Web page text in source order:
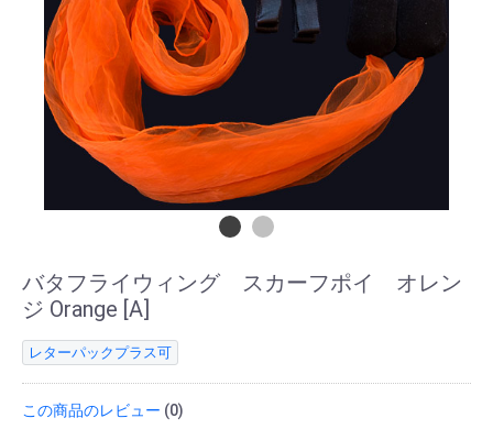
バタフライウィング スカーフポイ オレン
ジ Orange [A]
レターパックプラス可
この商品のレビュー (0)